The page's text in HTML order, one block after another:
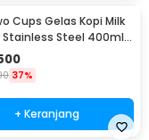
Cups Gelas Kopi Milk
Stainless Steel 400ml -
37%
+ Keranjang